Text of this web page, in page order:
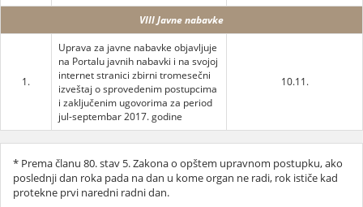
VIII Javne nabavke
1.
Uprava za javne nabavke objavljuje
na Portalu javnih nabavki i na svojoj
internet stranici zbirni tromesečni
izveštaj o sprovedenim postupcima
i zaključenim ugovorima za period
jul-septembar 2017. godine
10.11.
* Prema članu 80. stav 5. Zakona o opštem upravnom postupku, ako
poslednji dan roka pada na dan u kome organ ne radi, rok ističe kad
protekne prvi naredni radni dan.